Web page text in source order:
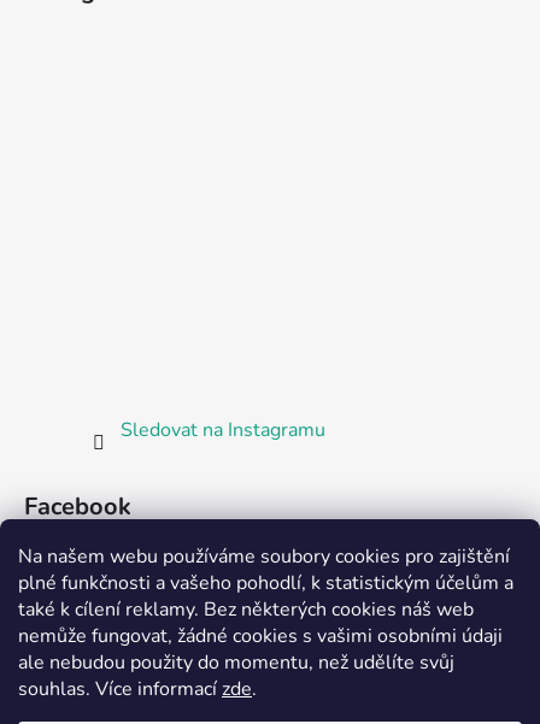
Na našem webu používáme soubory cookies pro zajištění
plné funkčnosti a vašeho pohodlí, k statistickým účelům a
také k cílení reklamy. Bez některých cookies náš web
nemůže fungovat, žádné cookies s vašimi osobními údaji
ale nebudou použity do momentu, než udělíte svůj
souhlas. Více informacízde.
Sledovat na Instagramu
Facebook
Partnerská prodejna Barefoot Plzeň